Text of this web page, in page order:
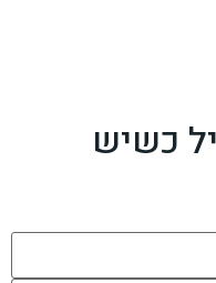
כשיש